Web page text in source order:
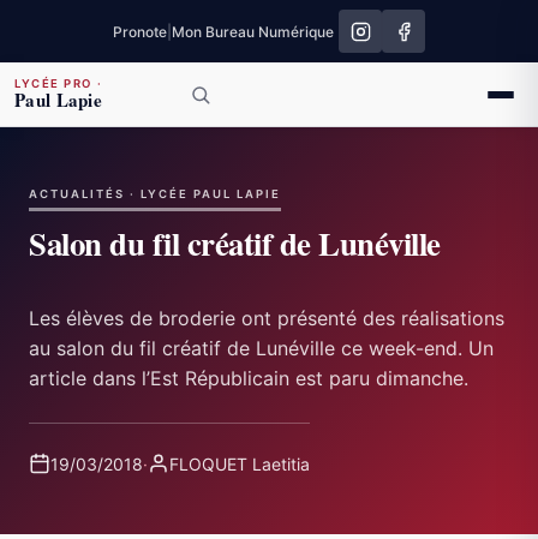
Pronote Mon Bureau Numérique
LYCÉE PRO ·
Paul Lapie
ACTUALITÉS · LYCÉE PAUL LAPIE
Salon du fil créatif de Lunéville
Les élèves de broderie ont présenté des réalisations
au salon du fil créatif de Lunéville ce week-end. Un
article dans l’Est Républicain est paru dimanche.
19/03/2018· FLOQUET Laetitia